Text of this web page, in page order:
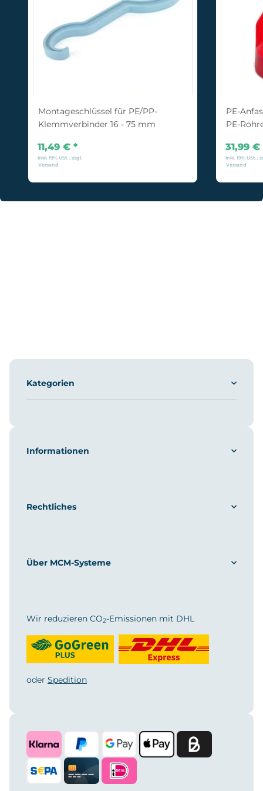
Montageschlüssel für PE/PP-
Klemmverbinder 16 - 75 mm
11,49 € *
inkl. 19% USt. , zzgl.
Versand
PE-
PE-
31,99 €
inkl. 19% USt. ,
Versand
Kategorien
Informationen
Rechtliches
Über MCM-Systeme
Wir reduzieren CO2-Emissionen mit DHL
oder Spedition